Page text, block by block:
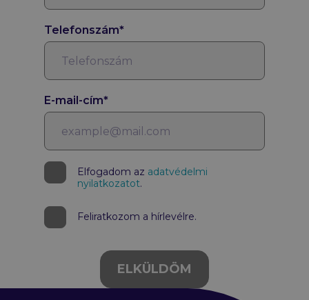
Telefonszám*
E-mail-cím*
Elfogadom az adatvédelmi
nyilatkozatot.
Feliratkozom a hírlevélre.
ELKÜLDÖM